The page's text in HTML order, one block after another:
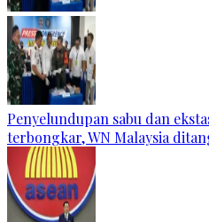
Penyelundupan sabu dan
terbongkar, WN Malaysia